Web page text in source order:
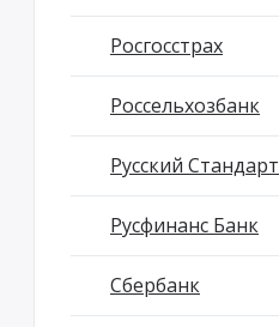
Росгосстрах
Россельхозбанк
Русский Стандарт
Русфинанс Банк
Сбербанк